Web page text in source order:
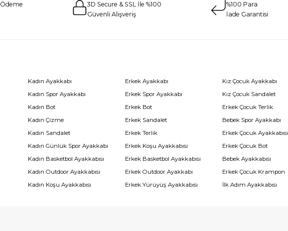
3D Secure & SSL İle %100
Güvenli Alışveriş
%100 Para
İade Garantisi
Kadın Ayakkabı
Kadın Spor Ayakkabı
Kadın Bot
Kadın Çizme
Kadın Sandalet
Kadın Günlük Spor Ayakkabı
Kadın Basketbol Ayakkabısı
Kadın Outdoor Ayakkabısı
Kadın Koşu Ayakkabısı
Erkek Ayakkabı
Erkek Spor Ayakkabı
Erkek Bot
Erkek Sandalet
Erkek Terlik
Erkek Koşu Ayakkabısı
Erkek Basketbol Ayakkabısı
Erkek Outdoor Ayakkabı
Erkek Yürüyüş Ayakkabısı
Kız Çocuk Ayakkabı
Kız Çocuk Sandalet
Erkek Çocuk Terlik
Bebek Spor Ayakkabı
Erkek Çocuk Ayakkabısı
Erkek Çocuk Bot
Bebek Ayakkabısı
Erkek Çocuk Krampon
İlk Adım Ayakkabısı